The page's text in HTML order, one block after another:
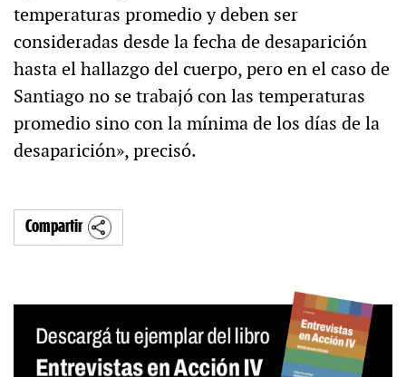
temperaturas promedio y deben ser
consideradas desde la fecha de desaparición
hasta el hallazgo del cuerpo, pero en el caso de
Santiago no se trabajó con las temperaturas
promedio sino con la mínima de los días de la
desaparición», precisó.
Compartir